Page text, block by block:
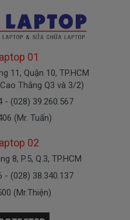
hợp với laptop của
của mình là dòng
hay Precision?
tai số0903.844.406
máy một chút, cứ nhắn
01
11, Quận 10, TP.HCM
Thắng Q3 và 3/2)
- (028) 39.260.567
(Mr. Tuấn)
02
8, P.5, Q.3, TP.HCM
- (028) 38.340.137
(Mr.Thiện)